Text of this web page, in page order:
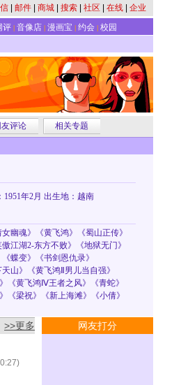
邮件 商城 搜索 社区 在线
企业
评 音像店 漫画宝 约会 校园
友评论 相关专题
1951年2月 出生地：越南
女幽魂》《黄飞鸿》《蜀山正传》
傲江湖2-东方不败》《地狱无门》
蝶变》《书剑恩仇录》
天山》《黄飞鸿Ⅱ男儿当自强》
《黄飞鸿Ⅳ王者之风》《青蛇》
《梁祝》《新上海滩》《小倩》
>>更多
网友打分